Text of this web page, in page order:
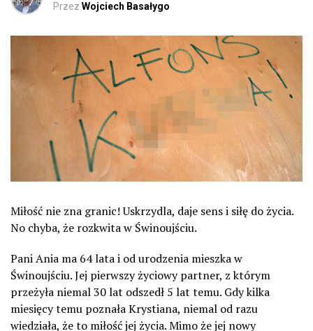
Przez Wojciech Basałygo
Miłość nie zna granic! Uskrzydla, daje sens i siłę do życia.
No chyba, że rozkwita w Świnoujściu.
Pani Ania ma 64 lata i od urodzenia mieszka w
Świnoujściu. Jej pierwszy życiowy partner, z którym
przeżyła niemal 30 lat odszedł 5 lat temu. Gdy kilka
miesięcy temu poznała Krystiana, niemal od razu
wiedziała, że to miłość jej życia. Mimo że jej nowy